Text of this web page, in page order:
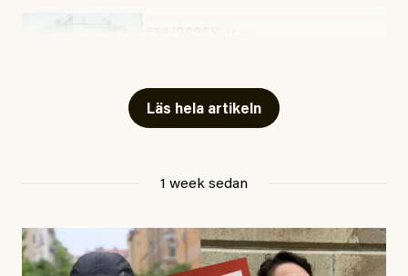
Läs hela artikeln
1 week sedan